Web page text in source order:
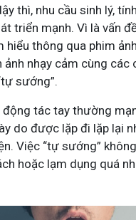
thì, nhu cầu sinh lý,
triển mạnh. Vì là vấn
thông qua phim
nhạy cảm cùng các
sướng”.
động tác tay thường
do được lặp đi lặp lại
Việc “tự sướng”
hoặc lạm dụng quá